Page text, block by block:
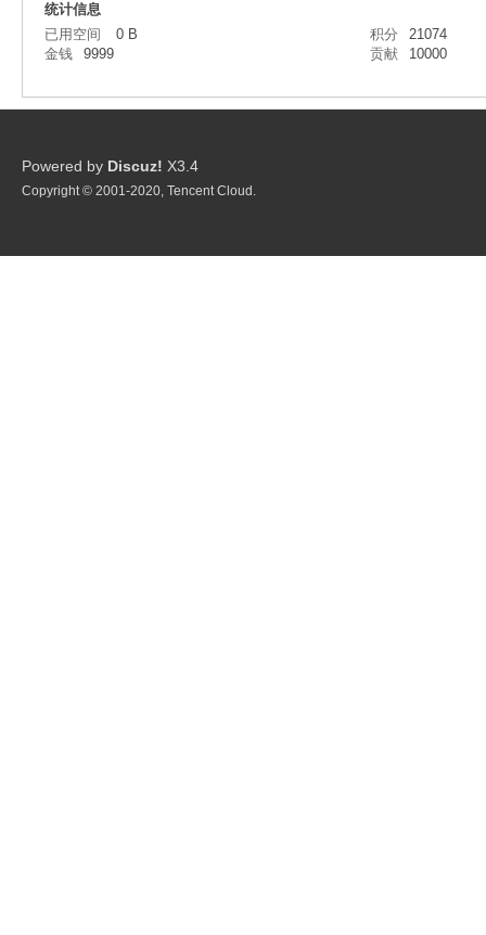
统计信息
已用空间
0 B 积分
21074
金钱
9999 贡献 10000
Powered by Discuz! X3.4
Copyright © 2001-2020, Tencent Cloud.